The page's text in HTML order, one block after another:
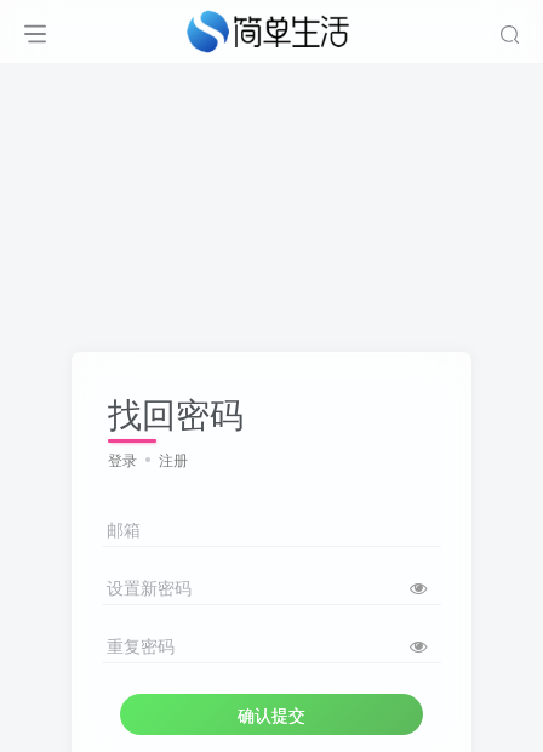
找回密码
登录 注册
邮箱
设置新密码
重复密码
确认提交